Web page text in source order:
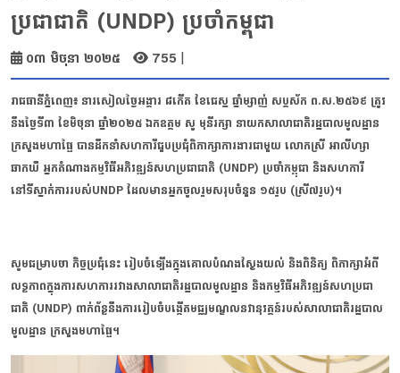
ប្រជាជាតិ (UNDP) ប្រចាំកម្ពុជា
០៣ មិថុនា ២០២៥ 755 |
រាជធានីភ្នំពេញ៖ នារសៀលថ្ងៃអង្គារ ៨កើត ខែជេស្ឋ ឆ្នាំម្សាញ់ សប្តស័ក ព.ស.២៥៦៩ ត្រូវ
នឹងថ្ងៃទី៣ ខែមិថុនា ឆ្នាំ២០២៥ ឯកឧត្តម សូ មុនីរក្សា នាយកសាលាជាតិរដ្ឋបាលមូលដ្ឋាន
ក្រសួងមហាផ្ទៃ បានដឹកនាំសហការីជួបប្រជុំពិភាក្សាការងារជាមួយ លោកស្រី អាលីហ្សា
ឆាកឃឺ អ្នកតំណាងកម្មវិធីអភិវឌ្ឍន៍សហប្រជាជាតិ (UNDP) ប្រចាំកម្ពុជា និងសហការី
នៅទីស្នាក់ការរបស់UNDP ដែលមានអ្នកចូលរួមសរុបចំនួន ១៥រូប (ស្រី៧រូប)។
សូមជម្រាបថា កិច្ចប្រជុំនេះ រៀបចំឡើងក្នុងគោលបំណងស្វែងយល់ និងពិនិត្យ ពិភាក្សាអំពី
លទ្ធភាពក្នុងការសហការរវាងសាលាជាតិរដ្ឋបាលមូលដ្ឋាន និងកម្មវិធីអភិវឌ្ឍន៍សហប្រជា
ជាតិ (UNDP) ពាក់ព័ន្ធនឹងការរៀបចំបង្កើតមជ្ឈមណ្ឌលនវានុវត្តន៍របស់សាលាជាតិរដ្ឋបាល
មូលដ្ឋាន ក្រសួងមហាផ្ទៃ។